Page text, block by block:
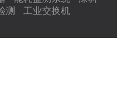
测 工业交换机